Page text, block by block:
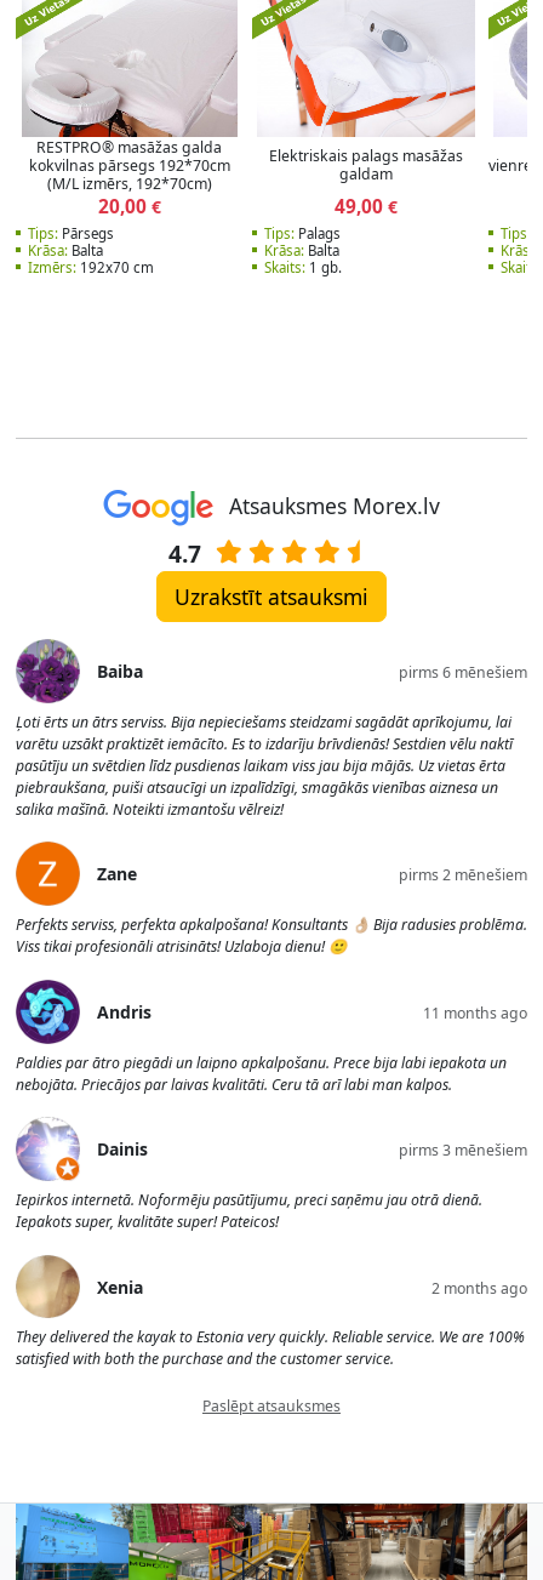
RESTPRO® masāžas galda
kokvilnas pārsegs 192*70cm
(M/L izmērs, 192*70cm)
20,00€
Tips:Pārsegs
Krāsa:Balta
Izmērs:192x70 cm
Elektriskais palags masāžas
galdam
49,00€
Tips:Palags
Krāsa:Balta
Skaits:1 gb.
Tips:
Krāsa:
Skaits:
Atsauksmes Morex.lv
4.7
Uzrakstīt atsauksmi
Baiba pirms 6 mēnešiem
Ļoti ērts un ātrs serviss. Bija nepieciešams steidzami sagādāt aprīkojumu, lai
varētu uzsākt praktizēt iemācīto. Es to izdarīju brīvdienās! Sestdien vēlu naktī
pasūtīju un svētdien līdz pusdienas laikam viss jau bija mājās. Uz vietas ērta
piebraukšana, puiši atsaucīgi un izpalīdzīgi, smagākās vienības aiznesa un
salika mašīnā. Noteikti izmantošu vēlreiz!
Zane pirms 2 mēnešiem
Perfekts serviss, perfekta apkalpošana! Konsultants 👌🏼 Bija radusies problēma.
Viss tikai profesionāli atrisināts! Uzlaboja dienu! 🙂
Andris 11 months ago
Paldies par ātro piegādi un laipno apkalpošanu. Prece bija labi iepakota un
nebojāta. Priecājos par laivas kvalitāti. Ceru tā arī labi man kalpos.
Dainis pirms 3 mēnešiem
Iepirkos internetā. Noformēju pasūtījumu, preci saņēmu jau otrā dienā.
Iepakots super, kvalitāte super! Pateicos!
Xenia 2 months ago
They delivered the kayak to Estonia very quickly. Reliable service. We are 100%
satisfied with both the purchase and the customer service.
Paslēpt atsauksmes